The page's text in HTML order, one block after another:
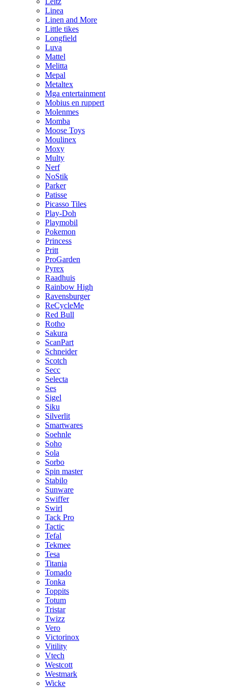
Linea
Linen and More
Little tikes
Longfield
Luva
Mattel
Melitta
Mepal
Metaltex
Mga entertainment
Mobius en ruppert
Molenmes
Momba
Moose Toys
Moulinex
Moxy
Multy
Nerf
NoStik
Parker
Patisse
Picasso Tiles
Play-Doh
Playmobil
Pokemon
Princess
Pritt
ProGarden
Pyrex
Raadhuis
Rainbow High
Ravensburger
ReCycleMe
Red Bull
Rotho
Sakura
ScanPart
Schneider
Scotch
Secc
Selecta
Ses
Sigel
Siku
Silverlit
Smartwares
Soehnle
Soho
Sola
Sorbo
Spin master
Stabilo
Sunware
Swiffer
Swirl
Tack Pro
Tactic
Tefal
Tekmee
Tesa
Titania
Tomado
Tonka
Toppits
Totum
Tristar
Twizz
Vero
Victorinox
Vitility
Vtech
Westcott
Westmark
Wicke